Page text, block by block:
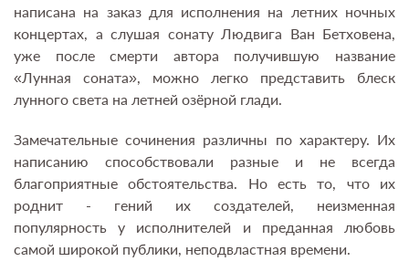
написана на заказ для исполнения на летних ночных
концертах, а слушая сонату Людвига Ван Бетховена,
уже после смерти автора получившую название
«Лунная соната», можно легко представить блеск
лунного света на летней озёрной глади.
Замечательные сочинения различны по характеру. Их
написанию способствовали разные и не всегда
благоприятные обстоятельства. Но есть то, что их
роднит - гений их создателей, неизменная
популярность у исполнителей и преданная любовь
самой широкой публики, неподвластная времени.